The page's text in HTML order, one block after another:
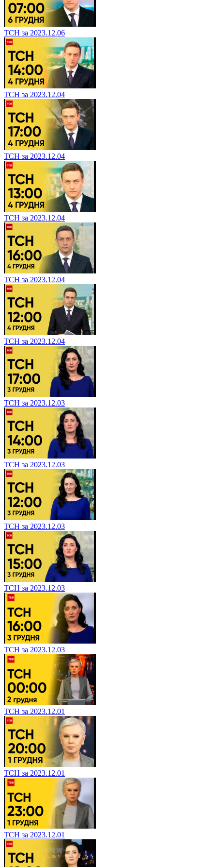
ТСН за 2023.12.06
ТСН за 2023.12.04
ТСН за 2023.12.04
ТСН за 2023.12.04
ТСН за 2023.12.04
ТСН за 2023.12.04
ТСН за 2023.12.03
ТСН за 2023.12.03
ТСН за 2023.12.03
ТСН за 2023.12.03
ТСН за 2023.12.03
ТСН за 2023.12.01
ТСН за 2023.12.01
ТСН за 2023.12.01